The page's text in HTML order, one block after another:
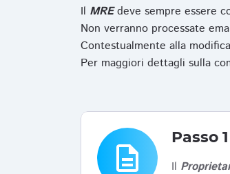
Il MREdeve sempre essere
Non verranno processate
Contestualmente alla
Per maggiori dettagli sulla
description
Passo 1
Il